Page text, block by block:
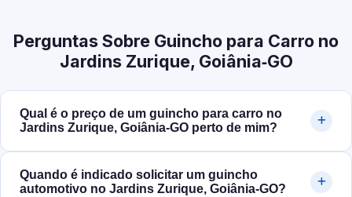
Perguntas Sobre Guincho para Carro no
Jardins Zurique, Goiânia‑GO
Qual é o preço de um guincho para carro no
Jardins Zurique, Goiânia‑GO perto de mim?
Quando é indicado solicitar um guincho
automotivo no Jardins Zurique, Goiânia‑GO?